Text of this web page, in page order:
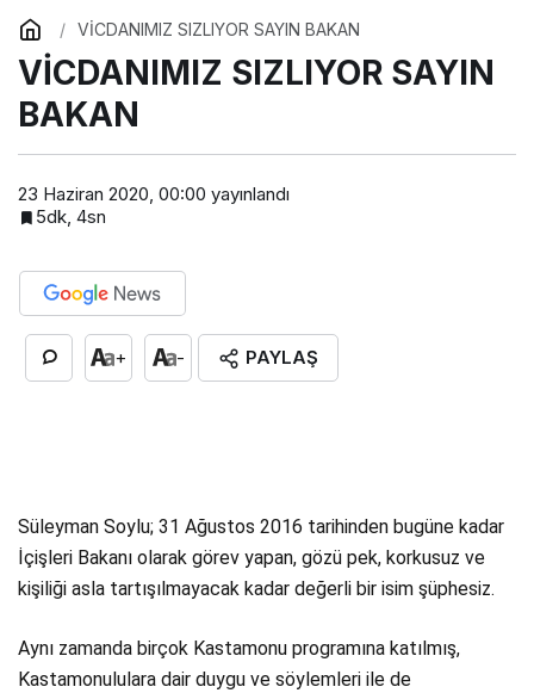
VİCDANIMIZ SIZLIYOR SAYIN BAKAN
VİCDANIMIZ SIZLIYOR SAYIN
BAKAN
23 Haziran 2020, 00:00 yayınlandı
5dk, 4sn
+ - PAYLAŞ
Süleyman Soylu; 31 Ağustos 2016 tarihinden bugüne kadar
İçişleri Bakanı olarak görev yapan, gözü pek, korkusuz ve
kişiliği asla tartışılmayacak kadar değerli bir isim şüphesiz.
Aynı zamanda birçok Kastamonu programına katılmış,
Kastamonululara dair duygu ve söylemleri ile de